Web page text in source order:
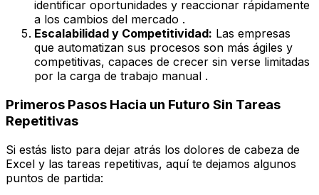
identificar oportunidades y reaccionar rápidamente
a los cambios del mercado .
Escalabilidad y Competitividad: Las empresas
que automatizan sus procesos son más ágiles y
competitivas, capaces de crecer sin verse limitadas
por la carga de trabajo manual .
Primeros Pasos Hacia un Futuro Sin Tareas
Repetitivas
Si estás listo para dejar atrás los dolores de cabeza de
Excel y las tareas repetitivas, aquí te dejamos algunos
puntos de partida: